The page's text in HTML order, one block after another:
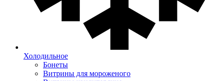
Холодильное
Бонеты
Витрины для мороженого